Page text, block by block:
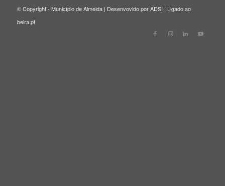
© Copyright - Município de Almeida | Desenvovido por ADSI | Ligado ao
beira.pt